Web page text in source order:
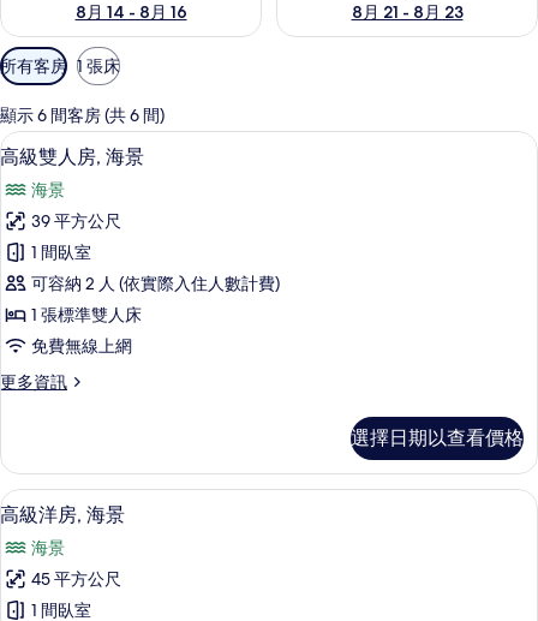
8月 14 - 8月 16
8月 21 - 8月 23
可
用
的
客
房
篩
選
條
件
所有客房 1 張床
顯示 6 間客房 (共 6 間)
顯
高
級
雙
人
房,
景
所
有
相
片
高級雙人房, 海景 | 迷你吧、客房內保
12
高級雙人房, 海景
海景
39 平方公尺
1 間臥室
可容納 2 人 (依實際入住人數計費)
1 張標準雙人床
免費無線上網
更多資訊
更
雙
人
房,
景
的
詳
選擇日期以查看價格
顯
高
級
高級洋房, 海景 | 迷你吧、客房內保險
5
高級洋房, 海景
海景
45 平方公尺
1 間臥室